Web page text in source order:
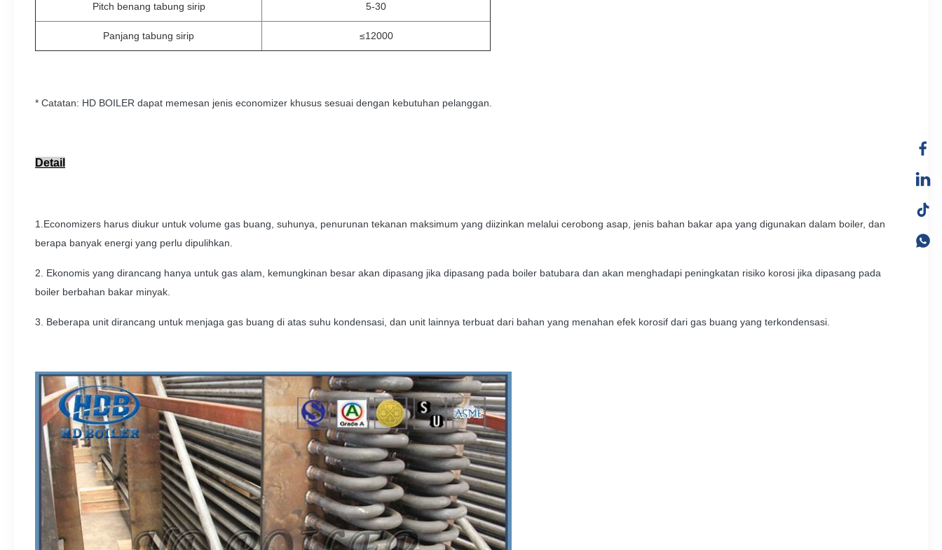
Pitch benang tabung sirip 5-30
Panjang tabung sirip ≤12000
* Catatan: HD BOILER dapat memesan jenis economizer khusus sesuai dengan kebutuhan pelanggan.
Detail
1.Economizers harus diukur untuk volume gas buang, suhunya, penurunan tekanan maksimum yang diizinkan melalui cerobong asap, jenis bahan bakar apa yang digunakan dalam boiler, dan
berapa banyak energi yang perlu dipulihkan.
2. Ekonomis yang dirancang hanya untuk gas alam, kemungkinan besar akan dipasang jika dipasang pada boiler batubara dan akan menghadapi peningkatan risiko korosi jika dipasang pada
boiler berbahan bakar minyak.
3. Beberapa unit dirancang untuk menjaga gas buang di atas suhu kondensasi, dan unit lainnya terbuat dari bahan yang menahan efek korosif dari gas buang yang terkondensasi.